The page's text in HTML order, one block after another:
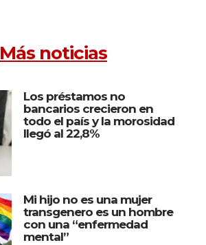
Más noticias
Los préstamos no
bancarios crecieron en
todo el país y la morosidad
llegó al 22,8%
Mi hijo no es una mujer
transgenero es un hombre
con una “enfermedad
mental”